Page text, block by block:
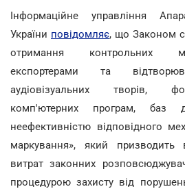
Інформаційне управління
України повідомляє, що Законом
отримання контрольних
експортерами та
аудіовізуальних творів,
комп'ютерних програм,
неефективністю відповідного
маркування», який
витрат законних
процедурою захисту від